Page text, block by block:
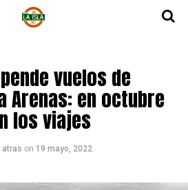
vuelos de
Arenas: en octubre
los viajes
atras on 19 mayo, 2022